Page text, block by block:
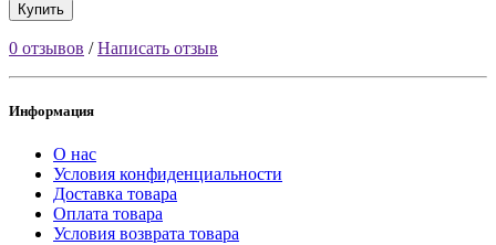
Купить
0 отзывов /Написать отзыв
Информация
О нас
Условия конфиденциальности
Доставка товара
Оплата товара
Условия возврата товара